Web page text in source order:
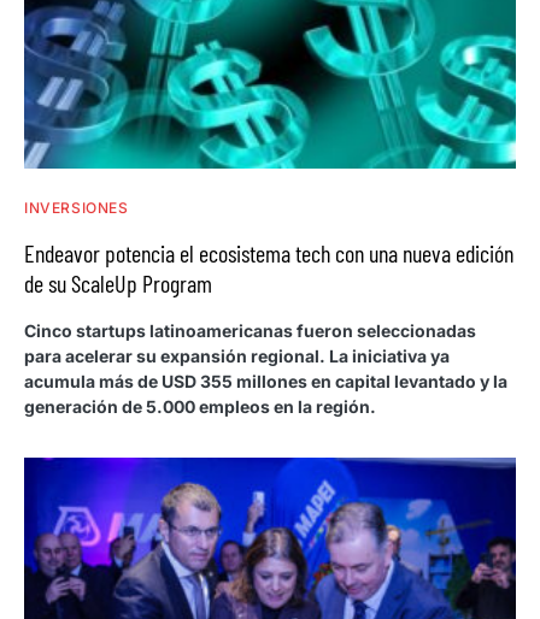
INVERSIONES
Endeavor potencia el ecosistema tech con una nueva edición
de su ScaleUp Program
Cinco startups latinoamericanas fueron seleccionadas
para acelerar su expansión regional. La iniciativa ya
acumula más de USD 355 millones en capital levantado y la
generación de 5.000 empleos en la región.